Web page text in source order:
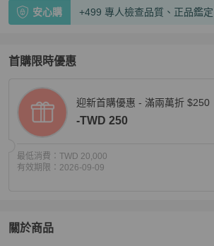
安心購 +499 專人檢查品質、正品鑑定
首購限時優惠
迎新首購優惠 - 滿兩萬折 $250
-TWD 250
最低消費： TWD 20,000
有效期限： 2026-09-09
關於商品